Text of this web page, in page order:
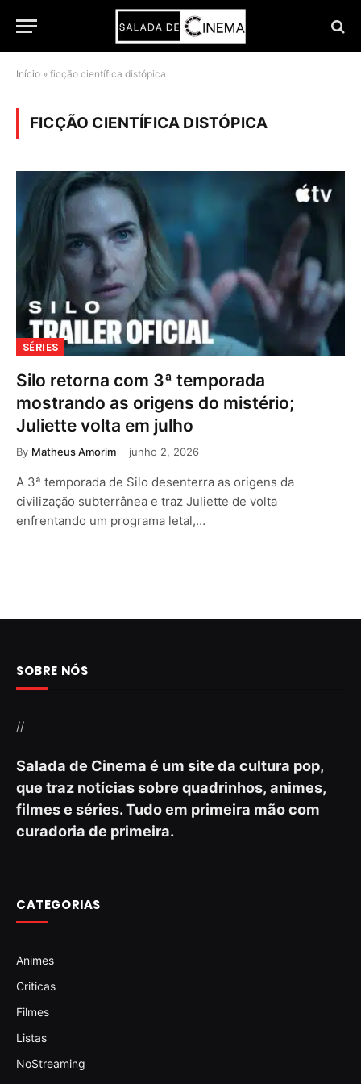
Início » ficção científica distópica
FICÇÃO CIENTÍFICA DISTÓPICA
SÉRIES
Silo retorna com 3ª temporada
mostrando as origens do mistério;
Juliette volta em julho
By Matheus Amorim junho 2, 2026
A 3ª temporada de Silo desenterra as origens da
civilização subterrânea e traz Juliette de volta
enfrentando um programa letal,…
SOBRE NÓS
//
Salada de Cinema é um site da cultura pop,
que traz notícias sobre quadrinhos, animes,
filmes e séries. Tudo em primeira mão com
curadoria de primeira.
CATEGORIAS
Animes
Criticas
Filmes
Listas
NoStreaming